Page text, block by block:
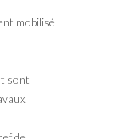
mobilisé
sont